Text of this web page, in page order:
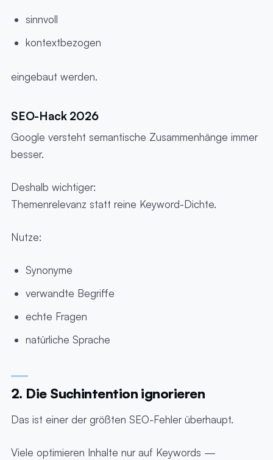
sinnvoll
kontextbezogen
eingebaut werden.
SEO-Hack 2026
Google versteht semantische Zusammenhänge immer
besser.
Deshalb wichtiger:
Themenrelevanz statt reine Keyword-Dichte.
Nutze:
Synonyme
verwandte Begriffe
echte Fragen
natürliche Sprache
2. Die Suchintention ignorieren
Das ist einer der größten SEO-Fehler überhaupt.
Viele optimieren Inhalte nur auf Keywords —